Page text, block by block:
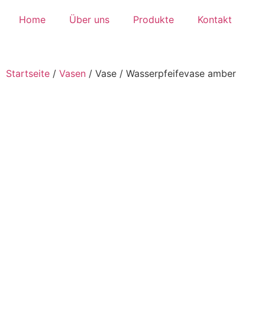
Home Über uns Produkte Kontakt
Startseite / Vasen / Vase / Wasserpfeifevase amber